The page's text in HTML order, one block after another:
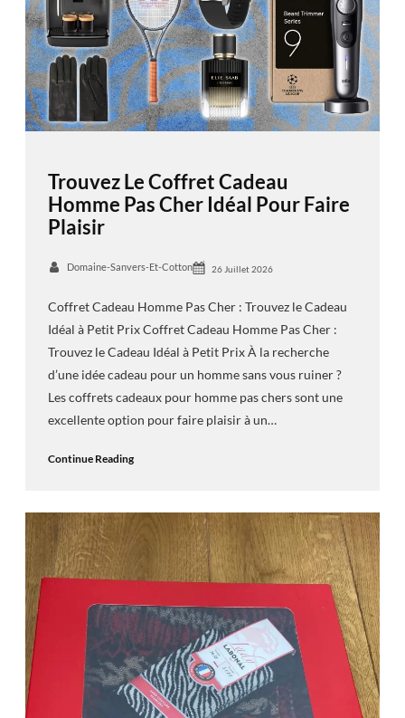
Trouvez Le Coffret Cadeau
Homme Pas Cher Idéal Pour Faire
Plaisir
Domaine-Sanvers-Et-Cotton 26 Juillet 2026
Coffret Cadeau Homme Pas Cher : Trouvez le Cadeau
Idéal à Petit Prix Coffret Cadeau Homme Pas Cher :
Trouvez le Cadeau Idéal à Petit Prix À la recherche
d’une idée cadeau pour un homme sans vous ruiner ?
Les coffrets cadeaux pour homme pas chers sont une
excellente option pour faire plaisir à un…
Continue Reading